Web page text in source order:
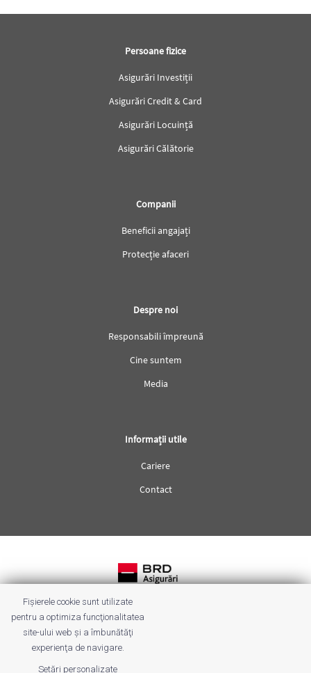
Persoane fizice
Asigurări Investiții
Asigurări Credit & Card
Asigurări Locuință
Asigurări Călătorie
Companii
Beneficii angajați
Protecție afaceri
Despre noi
Responsabili împreună
Cine suntem
Media
Informații utile
Cariere
Contact
Termeni & condiții
Protecția datelor
Fișierele cookie sunt utilizate
pentru a optimiza funcţionalitatea
site-ului web şi a îmbunătăţi
experienţa de navigare.
Setări personalizate